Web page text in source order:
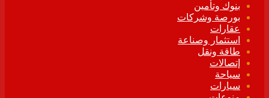
بنوك وتأمين
بورصة وشركات
عقارات
استثمار وصناعة
طاقة ونقل
إتصالات
سياحة
سيارات